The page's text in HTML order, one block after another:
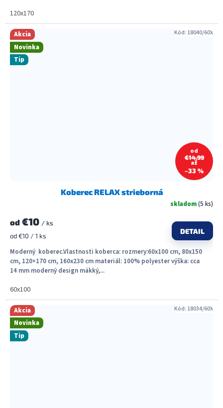
120x170
Akcia
Novinka
Tip
od
€14,99
až
–33 %
Koberec RELAX strieborná
skladom(5 ks)
od €10 / ks
Jednotková
od €10 / 1 ks
DETAIL
Moderný koberec.Vlastnosti koberca: rozmery:60x100 cm, 80x150
cm, 120×170 cm, 160x230 cm materiál: 100% polyester výška: cca
14 mm moderný design mäkký,...
60x100
Kód: 18040/60X
Akcia
Novinka
Tip
Kód: 18034/60X